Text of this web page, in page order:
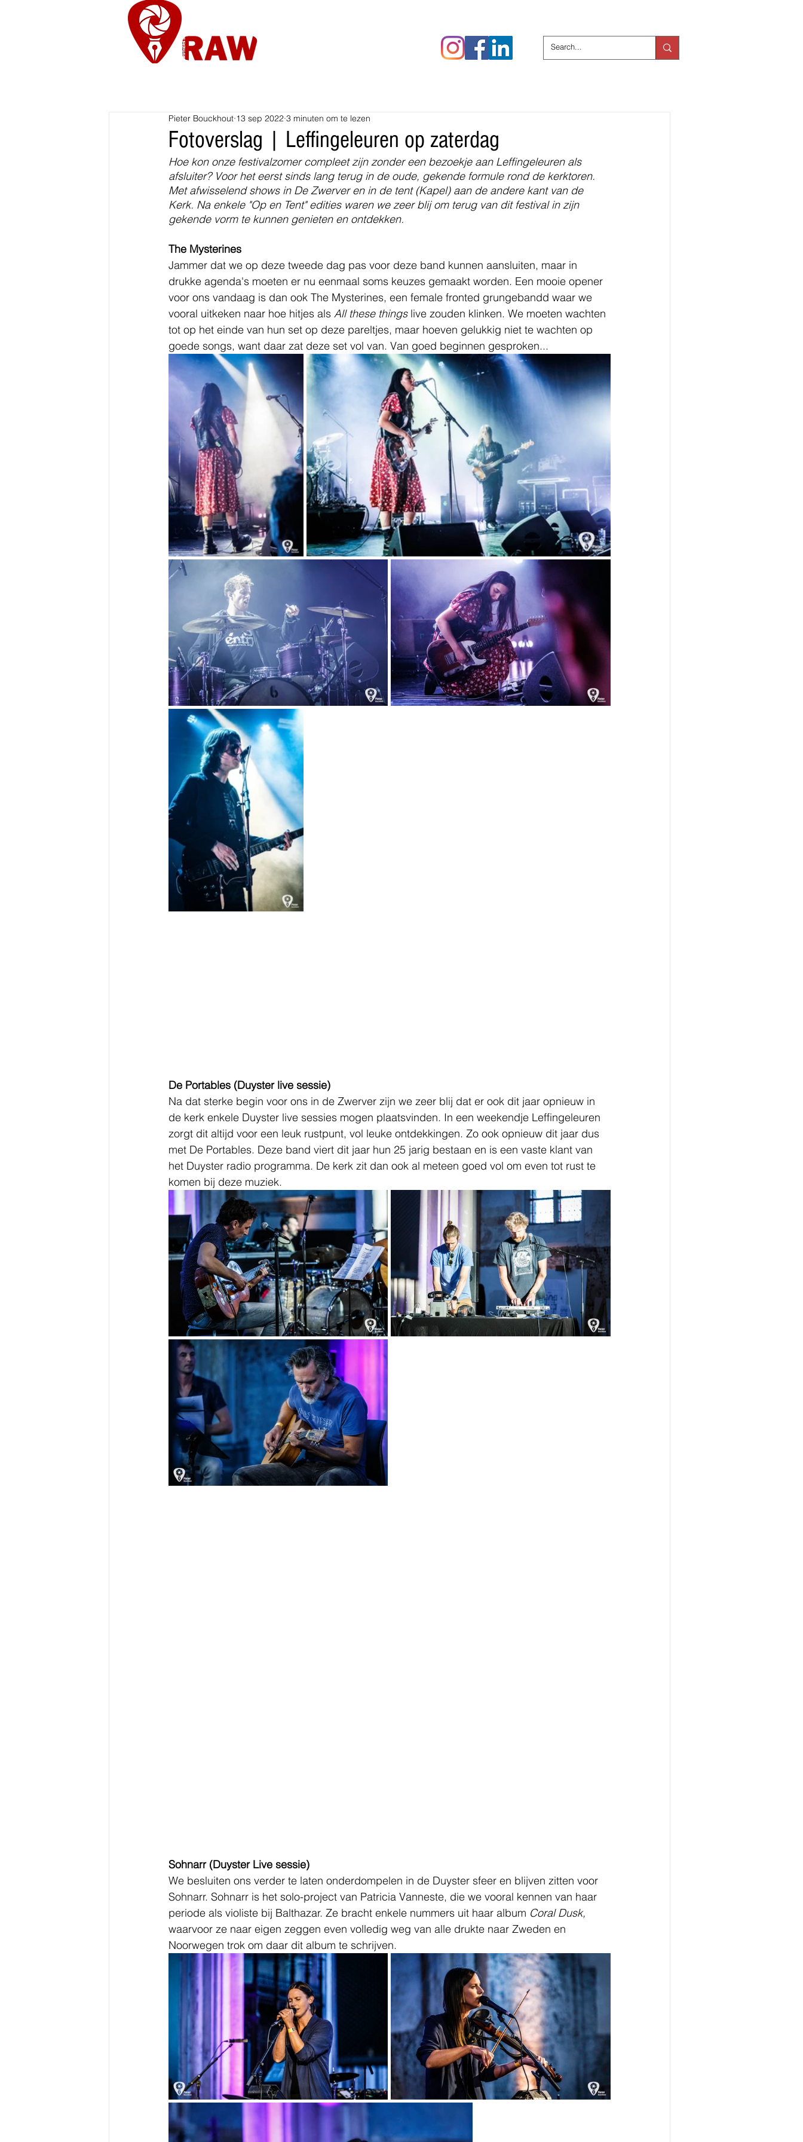
Fotoverslag | Leffingeleuren op zaterdag
Pieter Bouckhout 13 sep 2022 3 minuten om te lezen
Hoe kon onze festivalzomer compleet zijn zonder een bezoekje aan Leffingeleuren als
afsluiter? Voor het eerst sinds lang terug in de oude, gekende formule rond de kerktoren.
Met afwisselend shows in De Zwerver en in de tent (Kapel) aan de andere kant van de
Kerk. Na enkele "Op en Tent" edities waren we zeer blij om terug van dit festival in zijn
gekende vorm te kunnen genieten en ontdekken.
The Mysterines
Jammer dat we op deze tweede dag pas voor deze band kunnen aansluiten, maar in
drukke agenda's moeten er nu eenmaal soms keuzes gemaakt worden. Een mooie opener
voor ons vandaag is dan ook The Mysterines, een female fronted grungebandd waar we
vooral uitkeken naar hoe hitjes als All these things live zouden klinken. We moeten wachten
tot op het einde van hun set op deze pareltjes, maar hoeven gelukkig niet te wachten op
goede songs, want daar zat deze set vol van. Van goed beginnen gesproken...
De Portables (Duyster live sessie)
Na dat sterke begin voor ons in de Zwerver zijn we zeer blij dat er ook dit jaar opnieuw in
de kerk enkele Duyster live sessies mogen plaatsvinden. In een weekendje Leffingeleuren
zorgt dit altijd voor een leuk rustpunt, vol leuke ontdekkingen. Zo ook opnieuw dit jaar dus
met De Portables. Deze band viert dit jaar hun 25 jarig bestaan en is een vaste klant van
het Duyster radio programma. De kerk zit dan ook al meteen goed vol om even tot rust te
komen bij deze muziek.
Sohnarr (Duyster Live sessie)
We besluiten ons verder te laten onderdompelen in de Duyster sfeer en blijven zitten voor
Sohnarr. Sohnarr is het solo-project van Patricia Vanneste, die we vooral kennen van haar
periode als violiste bij Balthazar. Ze bracht enkele nummers uit haar album Coral Dusk,
waarvoor ze naar eigen zeggen even volledig weg van alle drukte naar Zweden en
Noorwegen trok om daar dit album te schrijven.